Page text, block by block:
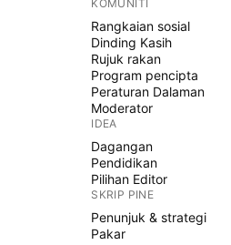
KOMUNITI
Rangkaian sosial
Dinding Kasih
Rujuk rakan
Program pencipta
Peraturan Dalaman
Moderator
IDEA
Dagangan
Pendidikan
Pilihan Editor
SKRIP PINE
Penunjuk & strategi
Pakar